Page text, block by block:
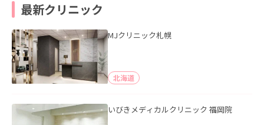
最新クリニック
MJクリニック札幌
北海道
いびきメディカルクリニック 福岡院